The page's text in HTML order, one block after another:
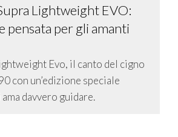
Lightweight EVO:
pensata per gli amanti
Evo, il canto del cigno
con un’edizione speciale
davvero guidare.